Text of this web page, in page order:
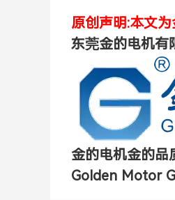
原创声明:本文
东莞金的电机有
金的电机金的品
Golden Motor